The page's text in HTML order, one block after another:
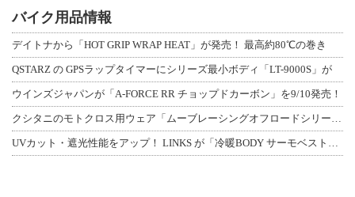
バイク用品情報
デイトナから「HOT GRIP WRAP HEAT」が発売！ 最高約80℃の巻き
QSTARZ の GPSラップタイマーにシリーズ最小ボディ「LT-9000S」が
ウインズジャパンが「A-FORCE RR チョップドカーボン」を9/10発売！